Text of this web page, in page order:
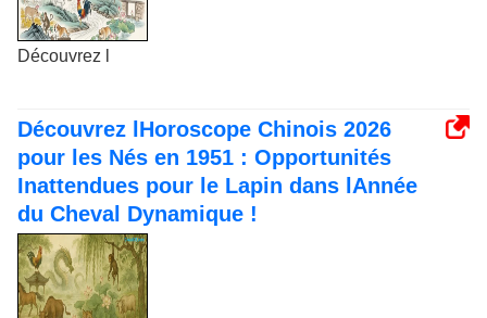
Découvrez l
Découvrez lHoroscope Chinois 2026
pour les Nés en 1951 : Opportunités
Inattendues pour le Lapin dans lAnnée
du Cheval Dynamique !